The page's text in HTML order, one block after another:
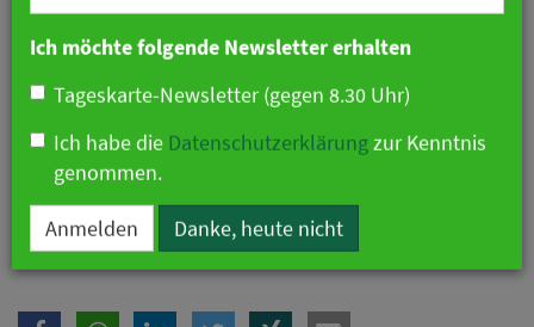
Hyatt zieht Bilanz des ersten Quartals
Ich habe die
Anmelden Danke, heute nicht